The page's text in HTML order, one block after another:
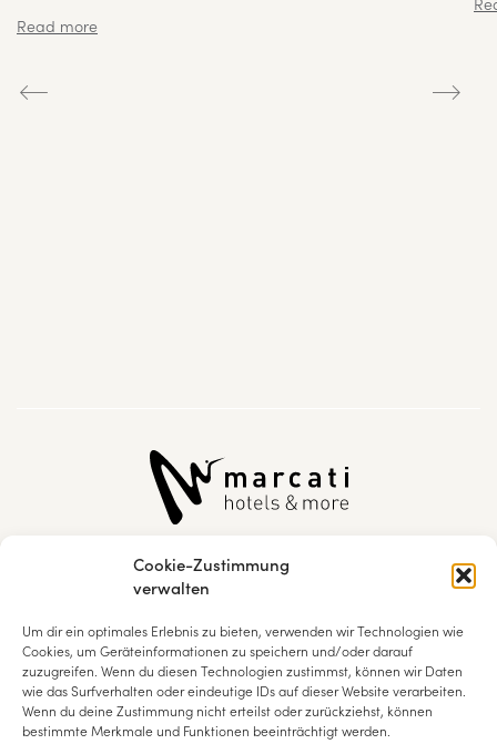
Cookie-Zustimmung
verwalten
Um dir ein optimales Erlebnis zu bieten, verwenden wir Technologien wie
Cookies, um Geräteinformationen zu speichern und/oder darauf
zuzugreifen. Wenn du diesen Technologien zustimmst, können wir Daten
wie das Surfverhalten oder eindeutige IDs auf dieser Website verarbeiten.
Wenn du deine Zustimmung nicht erteilst oder zurückziehst, können
bestimmte Merkmale und Funktionen beeinträchtigt werden.
+43 5212 2383
Natur & Spa Hotel Lärchenhof
Geigenbühelstraße 203
A-6100 Seefeld in Tirol